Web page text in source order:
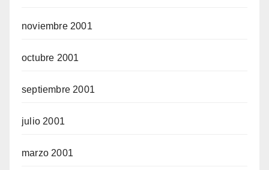
noviembre 2001
octubre 2001
septiembre 2001
julio 2001
marzo 2001